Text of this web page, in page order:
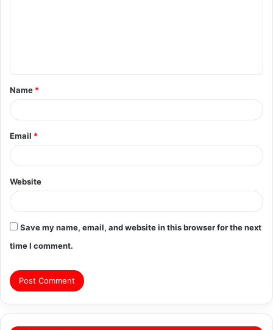
t
*
Name *
Email *
Website
Save my name, email, and website in this browser for the next
time I comment.